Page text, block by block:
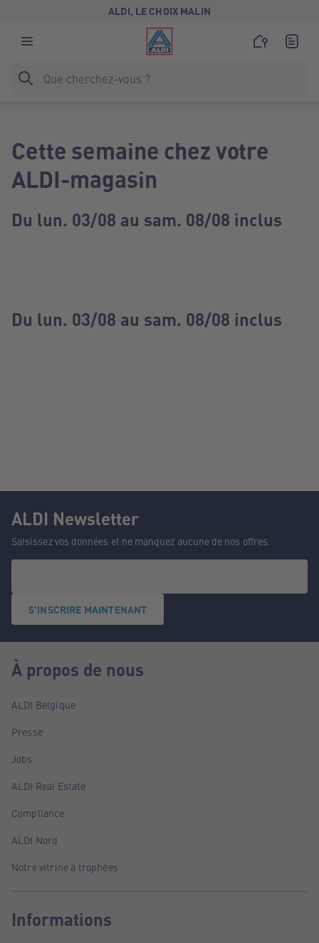
ALDI, LE CHOIX MALIN
Cette semaine chez votre
ALDI-magasin
Du lun. 03/08 au sam. 08/08 inclus
Du lun. 03/08 au sam. 08/08 inclus
ALDI Newsletter
Saisissez vos données et ne manquez aucune de nos offres.
S'INSCRIRE MAINTENANT
À propos de nous
ALDI Belgique
Presse
Jobs
ALDI Real Estate
Compliance
ALDI Nord
Notre vitrine à trophées
Informations